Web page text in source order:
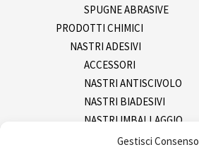
Gestisci Consenso
SPUGNE ABRASIVE
PRODOTTI CHIMICI
NASTRI ADESIVI
ACCESSORI
NASTRI ANTISCIVOLO
NASTRI BIADESIVI
NASTRI IMBALLAGGIO
NASTRI IN ALLUMINIO